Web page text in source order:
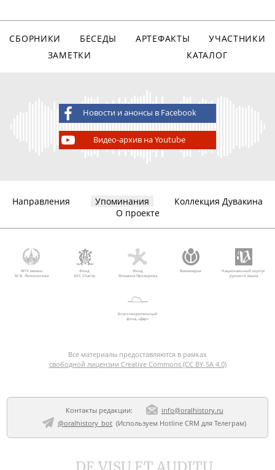
СБОРНИКИ БЕСЕДЫ АРТЕФАКТЫ
УЧАСТНИКИ
ЗАМЕТКИ
КАТАЛОГ
Новости и анонсы в Facebook
Видео-архив на Youtube
Направления Упоминания
Коллекция Дувакина
О проекте
МГУ имени
М.В. Ломоносова
Фонд
AVC Charity
Фонд
Михаила Прохорова
Викимедиа
Национальный корпус
русского языка
Благотворительный
фонд «Дар»
Все материалы предоставляются в рамках
свободной лицензии Creative Commons (CC BY-SA 4.0)
Контакты редакции:
info@oralhistory.ru
@oralhistory_bot(Используем Hotline CRM для Телеграм)